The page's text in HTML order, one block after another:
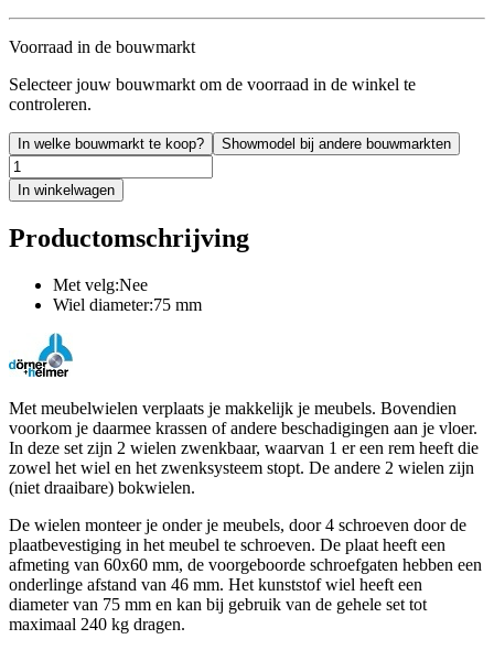
Voorraad in de bouwmarkt
Selecteer jouw bouwmarkt om de voorraad in de winkel te
controleren.
In welke bouwmarkt te koop? Showmodel bij andere bouwmarkten
In winkelwagen
Productomschrijving
Met velg:Nee
Wiel diameter:75 mm
Met meubelwielen verplaats je makkelijk je meubels. Bovendien
voorkom je daarmee krassen of andere beschadigingen aan je vloer.
In deze set zijn 2 wielen zwenkbaar, waarvan 1 er een rem heeft die
zowel het wiel en het zwenksysteem stopt. De andere 2 wielen zijn
(niet draaibare) bokwielen.
De wielen monteer je onder je meubels, door 4 schroeven door de
plaatbevestiging in het meubel te schroeven. De plaat heeft een
afmeting van 60x60 mm, de voorgeboorde schroefgaten hebben een
onderlinge afstand van 46 mm. Het kunststof wiel heeft een
diameter van 75 mm en kan bij gebruik van de gehele set tot
maximaal 240 kg dragen.